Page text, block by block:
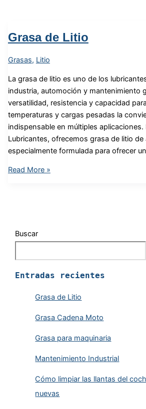
Grasa de Litio
Grasas, Litio
La grasa de litio es uno de los
industria, automoción y mantenimiento
versatilidad, resistencia y capacidad
temperaturas y cargas pesadas la
indispensable en múltiples aplicaciones.
Lubricantes, ofrecemos grasa de litio de
especialmente formulada para ofrecer
Read More »
Buscar
Entradas recientes
Grasa de Litio
Grasa Cadena Moto
Grasa para maquinaria
Mantenimiento Industrial
Cómo limpiar las llantas del
nuevas